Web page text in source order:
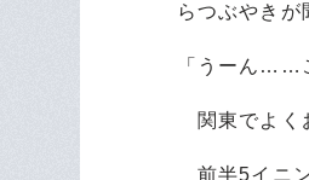
らつぶやきが
「うーん……
関東でよく
前半5イニ